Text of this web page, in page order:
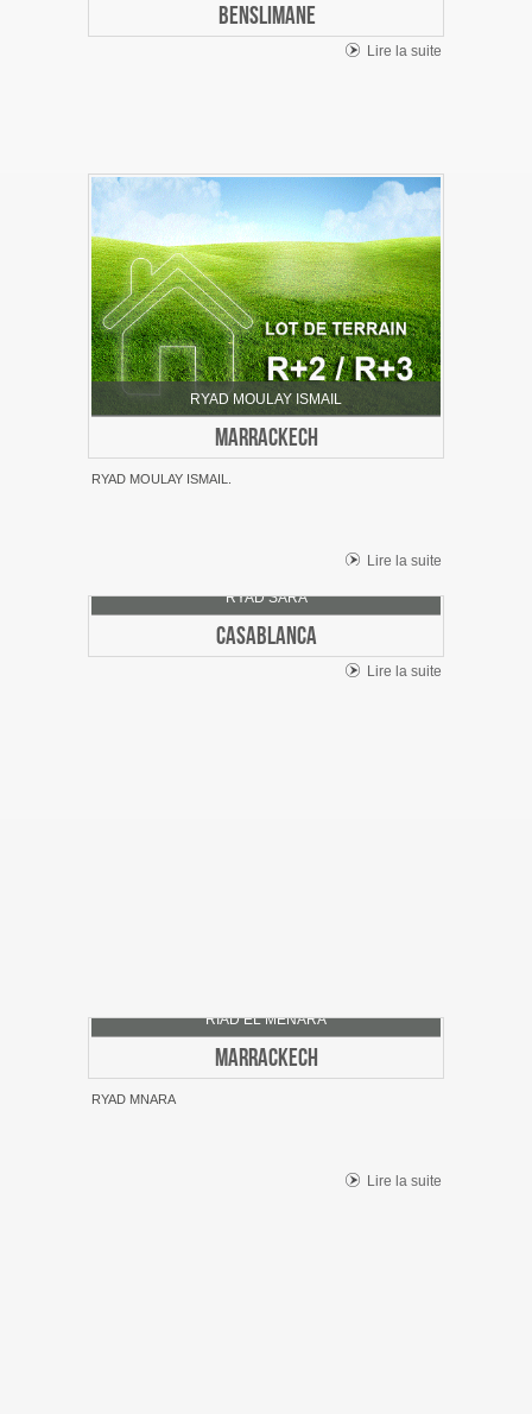
BENSLIMANE
Lire la suite
RYAD MOULAY ISMAIL
MARRACKECH
RYAD MOULAY ISMAIL.
Lire la suite
RYAD SARA
CASABLANCA
Lire la suite
RIAD EL MENARA
MARRACKECH
RYAD MNARA
Lire la suite